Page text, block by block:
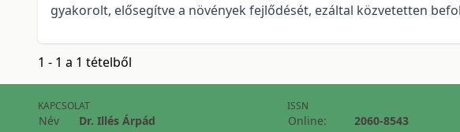
gyakorolt, elősegítve a növények fejlődését, ezáltal közvetetten
1 - 1 a 1 tételből
KAPCSOLAT
Név
Dr. Illés Árpád
ISSN
Online:
2060-8543